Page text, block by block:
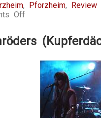
, Pforzheim, Review
Offon
Poopzkid
Pforzheim)